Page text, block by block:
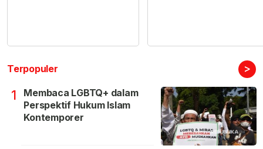
Terpopuler >
1
Membaca LGBTQ+ dalam
Perspektif Hukum Islam
Kontemporer